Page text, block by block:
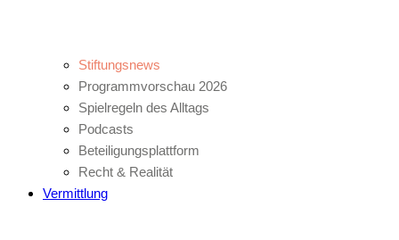
Stiftungsnews
Programmvorschau 2026
Spielregeln des Alltags
Podcasts
Beteiligungsplattform
Recht & Realität
Vermittlung